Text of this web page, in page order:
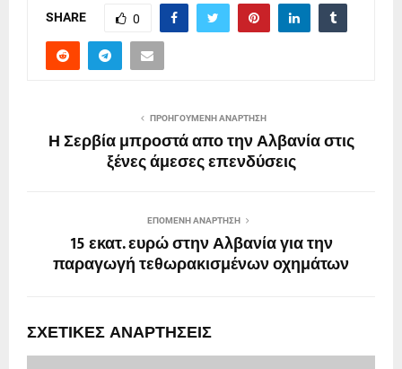
SHARE 0
ΠΡΟΗΓΟΎΜΕΝΗ ΑΝΆΡΤΗΣΗ
Η Σερβία μπροστά απο την Αλβανία στις
ξένες άμεσες επενδύσεις
ΕΠΌΜΕΝΗ ΑΝΆΡΤΗΣΗ
15 εκατ. ευρώ στην Αλβανία για την
παραγωγή τεθωρακισμένων οχημάτων
ΣΧΕΤΙΚΈΣ ΑΝΑΡΤΉΣΕΙΣ